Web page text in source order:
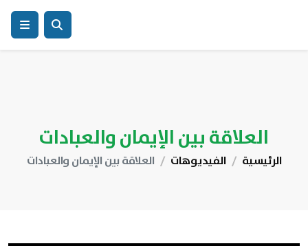
العلاقة بين الإيمان والعبادات
الرئيسية الفيديوهات العلاقة بين الإيمان والعبادات